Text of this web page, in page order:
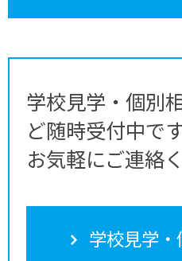
学校見学・個別
ど随時受付中で
お気軽にご連絡
学校見学